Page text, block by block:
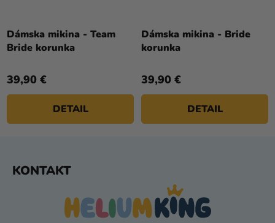
Dámska mikina - Team
Bride korunka
39,90 €
DETAIL
Dámska mikina - Bride
korunka
39,90 €
DETAIL
KONTAKT